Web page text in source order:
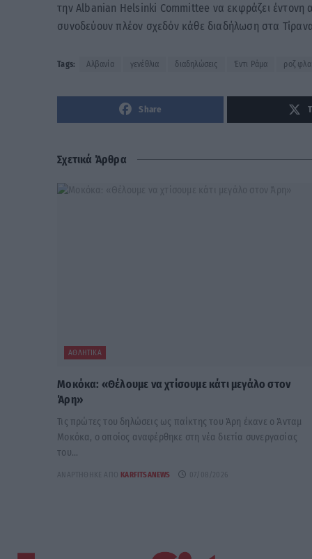
την Albanian Helsinki Committee να εκφράζει έντονη
συνοδεύουν πλέον σχεδόν κάθε διαδήλωση στα
Tags: Αλβανία γενέθλια διαδηλώσεις Έντι Ράμα ροζ
Share
Σχετικά Άρθρα
ΑΘΛΗΤΙΚΆ
Μοκόκα: «Θέλουμε να χτίσουμε κάτι μεγάλο στον
Άρη»
Τις πρώτες του δηλώσεις ως παίκτης του Άρη έκανε ο Άνταμ
Μοκόκα, ο οποίος αναφέρθηκε στη νέα διετία συνεργασίας
του...
ΑΝΑΡΤΉΘΗΚΕ ΑΠΌ KARFITSANEWS 07/08/2026